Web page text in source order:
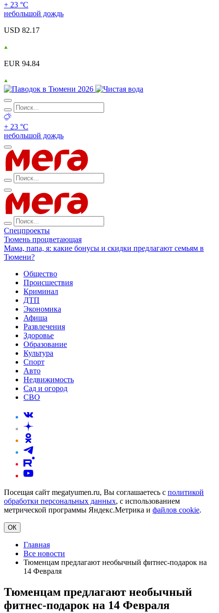
+ 23 °С
небольшой дождь
USD 82.17
EUR 94.84
+ 23 °С
небольшой дождь
Спецпроекты
Тюмень процветающая
Мама, папа, я: какие бонусы и скидки предлагают семьям в
Тюмени?
Общество
Происшествия
Криминал
ДТП
Экономика
Афиша
Развлечения
Здоровье
Образование
Культура
Спорт
Авто
Недвижимость
Сад и огород
СВО
Посещая сайт megatyumen.ru, Вы соглашаетесь с политикой
обработки персональных данных, с использованием
метрической программы Яндекс.Метрика и файлов cookie.
ОК
Главная
Все новости
Тюменцам предлагают необычный фитнес-подарок на
14 Февраля
Тюменцам предлагают необычный
фитнес-подарок на 14 Февраля